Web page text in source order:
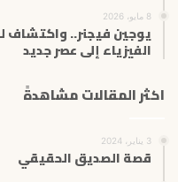
8 مايو، 2026
يوجين فيجنر.. واكتشاف
الفيزياء إلى عصر جديد
اكثر المقالات مشاهدةً
3 يناير، 2024
قصة الصديق الحقيقي